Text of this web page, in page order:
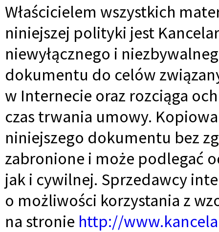
Właścicielem wszystkich
niniejszej polityki jest
niewyłącznego i
dokumentu do celów
w Internecie oraz rozciąga
czas trwania umowy.
niniejszego dokumentu bez
zabronione i może podlegać
jak i cywilnej. Sprzedawcy
o możliwości korzystania z
na stronie http://